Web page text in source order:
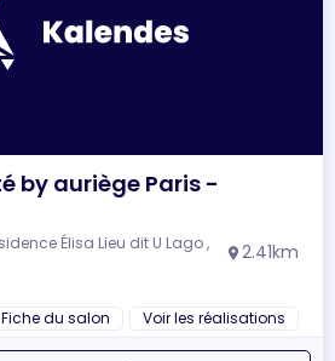
by auriège Paris -
Élisa Lieu dit U Lago ,
location_on 2.41km
Fiche du salon Voir les réalisations